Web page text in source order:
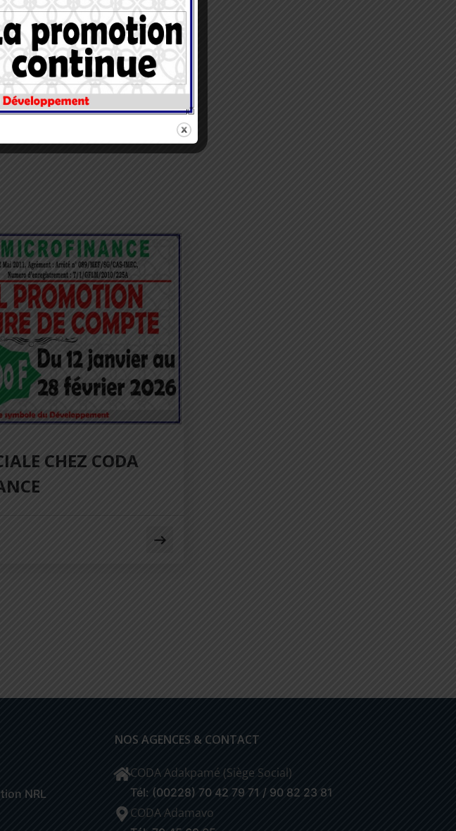
Assemblée Générale
Ordinaire (AGO)
29 AVRIL 2025
CHEZ CODA
NRL
NOS AGENCES & CONTACT
CODA Adakpamé (Siège Social)
Tél: (00228) 70 42 79 71 / 90 82 23 81
CODA Adamavo